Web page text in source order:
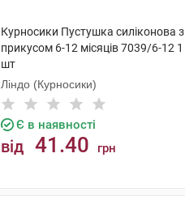
Курносики Пустушка силіконова з
прикусом 6-12 місяців 7039/6-12 1
шт
Ліндо (Курносики)
Є в наявності
від 41.40 грн